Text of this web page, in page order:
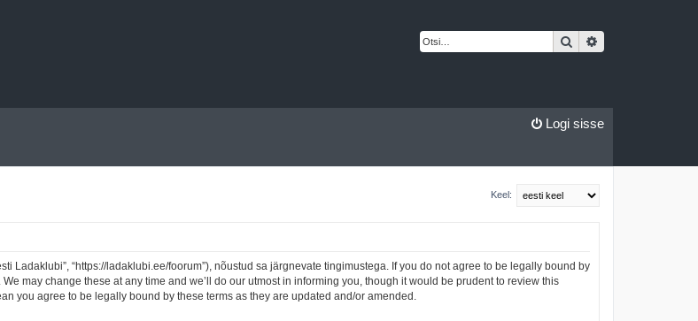
Otsi
Logi sisse
Keel:
Ladaklubi”, “https://ladaklubi.ee/foorum”), nõustud sa järgnevate tingimustega. If you do not agree to be legally bound by
may change these at any time and we’ll do our utmost in informing you, though it would be prudent to review this
you agree to be legally bound by these terms as they are updated and/or amended.